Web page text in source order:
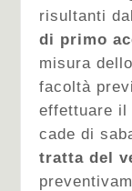
risultanti
di primo
misura dello
facoltà
effettuare il
cade di
tratta del